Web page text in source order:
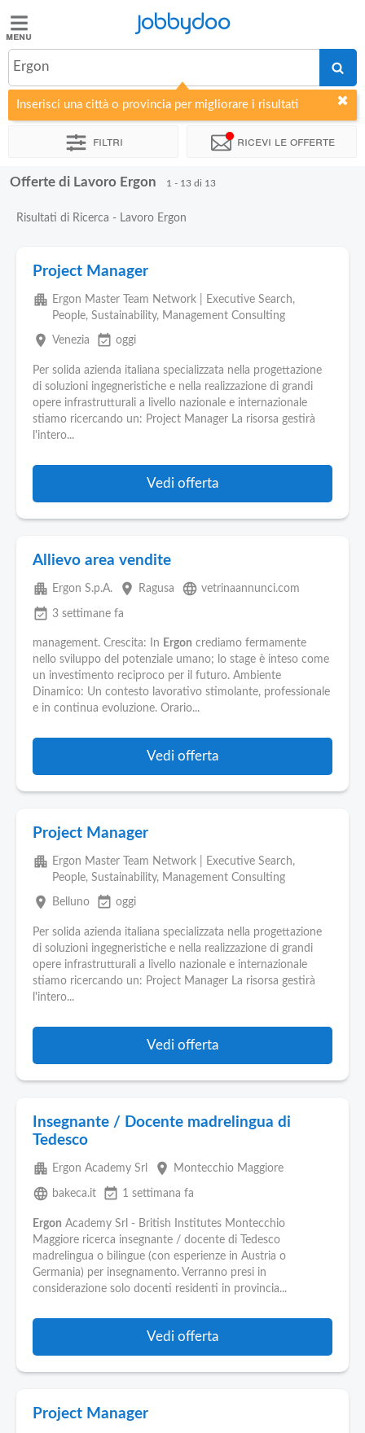
Jobbydoo
Offerte
di
lavoro
Elenco
Blog
Pubblica
Offerte
Area
Jobbydoo
Ergon
Inserisci una città o provincia per migliorare i risultati
Filtri Ricevi le offerte
Offerte di Lavoro Ergon 1 - 13 di 13
Risultati di Ricerca - Lavoro Ergon
Project Manager
apartment Ergon Master Team Network | Executive Search,
People, Sustainability, Management Consulting
place Venezia event_available oggi
Per solida azienda italiana specializzata nella progettazione
di soluzioni ingegneristiche e nella realizzazione di grandi
opere infrastrutturali a livello nazionale e internazionale
stiamo ricercando un: Project Manager La risorsa gestirà
l'intero...
Vedi offerta
Allievo area vendite
apartment Ergon S.p.A. place Ragusa language vetrinaannunci.com
event_available 3 settimane fa
management. Crescita: In Ergon crediamo fermamente
nello sviluppo del potenziale umano; lo stage è inteso come
un investimento reciproco per il futuro. Ambiente
Dinamico: Un contesto lavorativo stimolante, professionale
e in continua evoluzione. Orario...
Vedi offerta
Project Manager
apartment Ergon Master Team Network | Executive Search,
People, Sustainability, Management Consulting
place Belluno event_available oggi
Per solida azienda italiana specializzata nella progettazione
di soluzioni ingegneristiche e nella realizzazione di grandi
opere infrastrutturali a livello nazionale e internazionale
stiamo ricercando un: Project Manager La risorsa gestirà
l'intero...
Vedi offerta
Insegnante / Docente madrelingua di
Tedesco
apartment Ergon Academy Srl place Montecchio Maggiore
language bakeca.it event_available 1 settimana fa
Ergon Academy Srl - British Institutes Montecchio
Maggiore ricerca insegnante / docente di Tedesco
madrelingua o bilingue (con esperienze in Austria o
Germania) per insegnamento. Verranno presi in
considerazione solo docenti residenti in provincia...
Vedi offerta
Project Manager